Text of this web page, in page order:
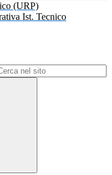
(URP)
Ist. Tecnico